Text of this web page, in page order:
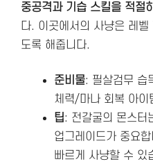
중공격과 기습 스킬을 적절
다. 이곳에서의 사냥은 레
도록 해줍니다.
준비물: 필살검무 습
체력/마나 회복 아이
팁: 전갈굴의 몬스터
업그레이드가 중요
빠르게 사냥할 수 있